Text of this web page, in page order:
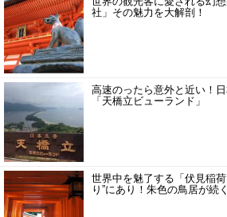
社」その魅力を大解剖！
高速のったら意外と近い！
「天橋立ビューランド」
世界中を魅了する「伏見稲
り”にあり！朱色の鳥居が続